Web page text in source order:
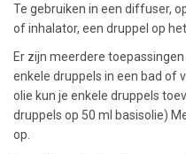
Te gebruiken in een diffuser,
of inhalator, een druppel op het
Er zijn meerdere
enkele druppels in een bad of
olie kun je enkele druppels
druppels op 50 ml basisolie)
op.